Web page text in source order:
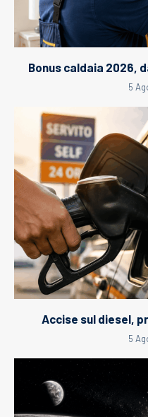
Bonus caldaia 2026,
5
Accise sul diesel,
5